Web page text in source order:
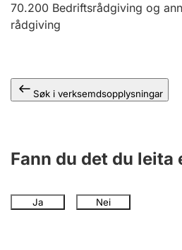
70.200 Bedriftsrådgiving og
rådgiving
Søk i verksemdsopplysningar
Fann du det du leita
Ja Nei